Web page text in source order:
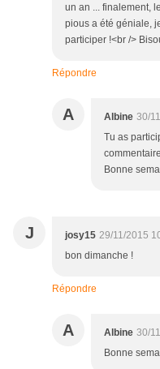
un an ... finalement,
pious a été géniale,
participer !<br />
Répondre
A Albine 30/
Tu as
Bonne
J josy15 29/11/2015
bon dimanche !
Répondre
A Albine 30/
Bonne